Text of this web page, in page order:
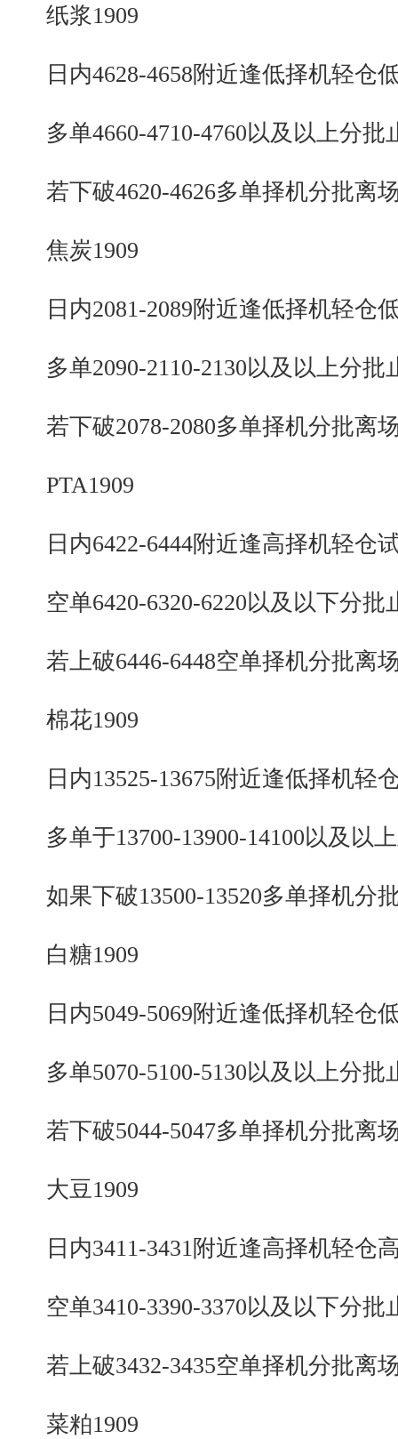
纸浆1909
日内4628-4658附近逢低择机轻仓
多单4660-4710-4760以及以上分批
若下破4620-4626多单择机分批离
焦炭1909
日内2081-2089附近逢低择机轻仓
多单2090-2110-2130以及以上分批
若下破2078-2080多单择机分批离
PTA1909
日内6422-6444附近逢高择机轻仓
空单6420-6320-6220以及以下分批
若上破6446-6448空单择机分批离
棉花1909
日内13525-13675附近逢低择机轻
多单于13700-13900-14100以及以
如果下破13500-13520多单择机分
白糖1909
日内5049-5069附近逢低择机轻仓
多单5070-5100-5130以及以上分批
若下破5044-5047多单择机分批离
大豆1909
日内3411-3431附近逢高择机轻仓
空单3410-3390-3370以及以下分批
若上破3432-3435空单择机分批离
菜粕1909